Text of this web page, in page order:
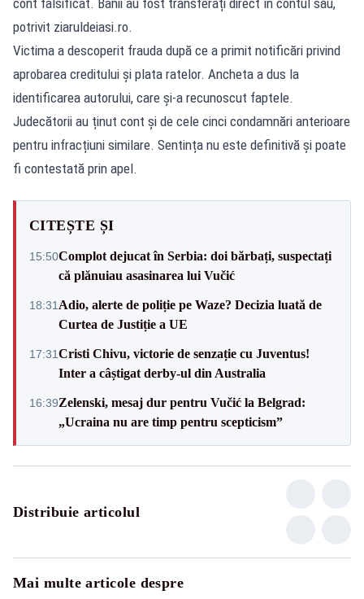
potrivit ziaruldeiasi.ro.
Victima a descoperit frauda după ce a primit notificări privind
aprobarea creditului și plata ratelor. Ancheta a dus la
identificarea autorului, care și-a recunoscut faptele.
Judecătorii au ținut cont și de cele cinci condamnări anterioare
pentru infracțiuni similare. Sentința nu este definitivă și poate
fi contestată prin apel.
CITEȘTE ȘI
15:50Complot dejucat în Serbia: doi bărbați, suspectați
că plănuiau asasinarea lui Vučić
18:31 Adio, alerte de poliție pe Waze? Decizia luată de
Curtea de Justiție a UE
17:31Cristi Chivu, victorie de senzație cu Juventus!
Inter a câștigat derby-ul din Australia
16:39Zelenski, mesaj dur pentru Vučić la Belgrad:
„Ucraina nu are timp pentru scepticism”
Distribuie articolul
Mai multe articole despre